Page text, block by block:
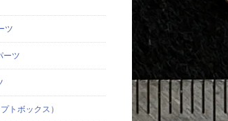
ツ
ーツ
トボックス）